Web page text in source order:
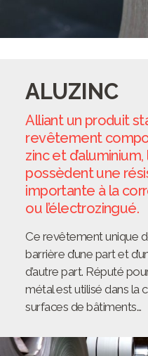
ALUZINC
Alliant un produit
revêtement
zinc et
possèdent une
importante à la
ou l’électrozingué.
Ce revêtement unique
barrière d’une part et
d’autre part. Réputé
métal est utilisé dans la
surfaces de bâtiments…